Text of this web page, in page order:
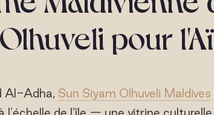
Olhuveli pour
Al-Adha, Sun Siyam Olhuveli Maldives